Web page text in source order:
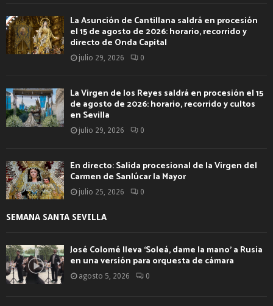
La Asunción de Cantillana saldrá en procesión
el 15 de agosto de 2026: horario, recorrido y
directo de Onda Capital
julio 29, 2026 0
La Virgen de los Reyes saldrá en procesión el 15
de agosto de 2026: horario, recorrido y cultos
en Sevilla
julio 29, 2026 0
En directo: Salida procesional de la Virgen del
Carmen de Sanlúcar la Mayor
julio 25, 2026 0
SEMANA SANTA SEVILLA
José Colomé lleva ‘Soleá, dame la mano’ a Rusia
en una versión para orquesta de cámara
agosto 5, 2026 0